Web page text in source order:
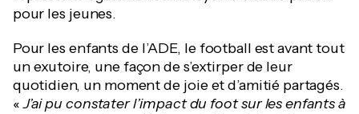
pour les jeunes.
Pour les enfants de l’ADE, le football est avant tout
un exutoire, une façon de s’extirper de leur
quotidien, un moment de joie et d’amitié partagés.
«J’ai pu constater l’impact du foot sur les enfants à